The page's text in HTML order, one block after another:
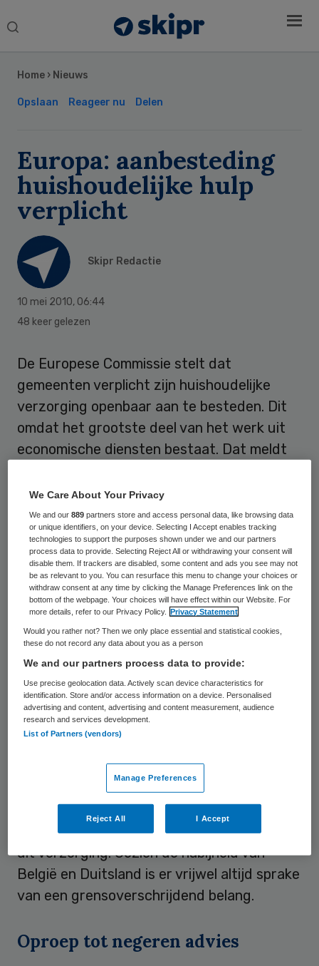
Search
Home › Nieuws
Opslaan Reageer nu Delen
Europa: aanbesteding
huishoudelijke hulp
verplicht
Skipr Redactie
10 mei 2010, 06:44
48 keer gelezen
De Europese Commissie stelt dat
gemeenten verplicht zijn huishoudelijke
verzorging openbaar aan te besteden. Dit
omdat het grootste deel van het werk uit
economische diensten bestaat. Dat meldt
Verzorging versus commercie
De Europese Commissie laat in een
informele brief aan het ministerie van VWS
weten dat de verplichting tot aanbesteden
afhankelijk is van hoe groot het
verzorgende en hoe groot het economische
deel van de geleverde dienst is. Mocht er
twijfel over bestaan, dan geldt automatisch
de strengste regelgeving en is
aanbesteden verplicht, schrijft
alleen onder de aanbesteding uit als ze
kunnen aantonen dat er geen sprake is van
een ‘grensoverschrijdend belang’, ook als
het grootste deel van de opdracht bestaat
uit verzorging. Gezien de nabijheid van
België en Duitsland is er vrijwel altijd sprake
van een grensoverschrijdend belang.
Oproep tot negeren advies
Sidebar
We Care About Your Privacy
We and our889 partners store and access personal data, like browsing data
or unique identifiers, on your device. Selecting I Accept enables tracking
technologies to support the purposes shown under we and our partners
process data to provide. Selecting Reject All or withdrawing your consent will
disable them. If trackers are disabled, some content and ads you see may not
be as relevant to you. You can resurface this menu to change your choices or
withdraw consent at any time by clicking the Manage Preferences link on the
bottom of the webpage. Your choices will have effect within our Website. For
more details, refer to our Privacy Policy.
Privacy Statement
Would you rather not? Then we only place essential and statistical cookies,
these do not record any data about you as a person
We and our partners process data to provide:
Use precise geolocation data. Actively scan device characteristics for
identification. Store and/or access information on a device. Personalised
advertising and content, advertising and content measurement, audience
research and services development.
List of Partners (vendors)
Manage Preferences
Reject All I Accept